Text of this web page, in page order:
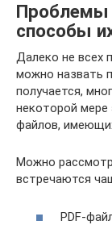
Проблемы
способы
Далеко не всех
можно назвать
получается,
некоторой
файлов,
Можно
встречаются
PDF-